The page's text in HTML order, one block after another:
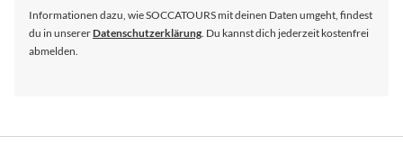
Informationen dazu, wie SOCCATOURS mit deinen Daten umgeht, findest
du in unsererDatenschutzerklärung. Du kannst dich jederzeit kostenfrei
abmelden.